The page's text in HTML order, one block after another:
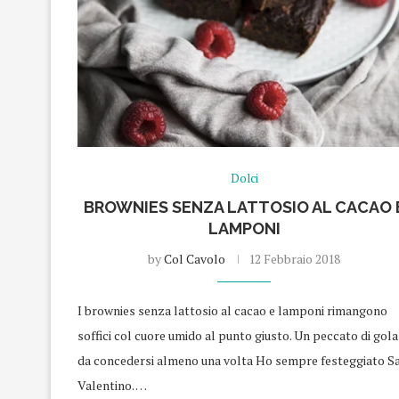
Dolci
BROWNIES SENZA LATTOSIO AL CACAO
LAMPONI
byCol Cavolo 12 Febbraio 2018
I brownies senza lattosio al cacao e lamponi rimangono
soffici col cuore umido al punto giusto. Un peccato di gola
da concedersi almeno una volta Ho sempre festeggiato
Valentino. …